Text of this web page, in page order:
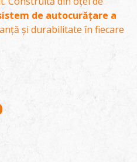
de autocurățare a
și durabilitate în fiecare